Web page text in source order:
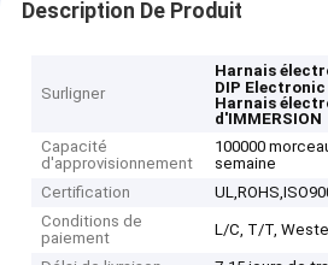
Description De Produit
Surligner
Harnais
DIP
Harnais
d'IMMERSION
Capacité
d'approvisionnement
100000
semaine
Certification
Conditions de
paiement
L/C, T/T,